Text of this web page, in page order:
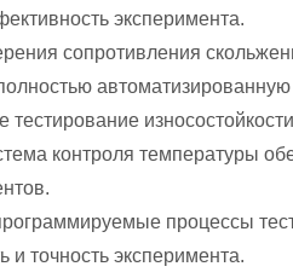
эксперимента.
сопротивления
тестирование
контроля температуры
процессы
и точность эксперимента.